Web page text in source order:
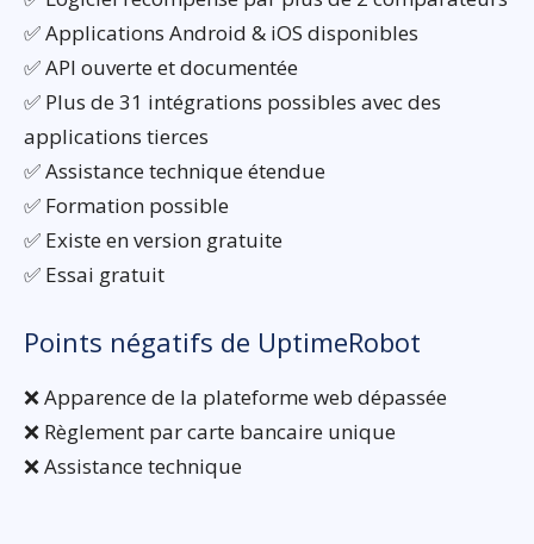
✅ Applications Android & iOS disponibles
✅ API ouverte et documentée
✅ Plus de 31 intégrations possibles avec des
applications tierces
✅ Assistance technique étendue
✅ Formation possible
✅ Existe en version gratuite
✅ Essai gratuit
Points négatifs de UptimeRobot
❌ Apparence de la plateforme web dépassée
❌ Règlement par carte bancaire unique
❌ Assistance technique